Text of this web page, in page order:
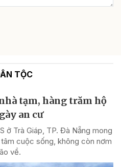
TỘC
tạm, hàng trăm hộ
an cư
ở Trà Giáp, TP. Đà Nẵng mong
cuộc sống, không còn nơm
về.